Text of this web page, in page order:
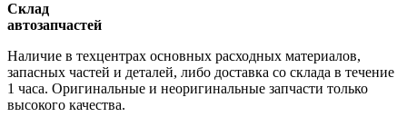
Склад
автозапчастей
Наличие в техцентрах основных расходных материалов,
запасных частей и деталей, либо доставка со склада в течение
1 часа. Оригинальные и неоригинальные запчасти только
высокого качества.